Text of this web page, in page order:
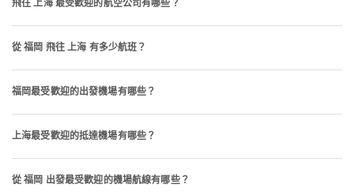
飛往 上海 最受歡迎的航空公司有哪些？
從 福岡 飛往 上海 有多少航班？
福岡最受歡迎的出發機場有哪些？
上海最受歡迎的抵達機場有哪些？
從 福岡 出發最受歡迎的機場航線有哪些？